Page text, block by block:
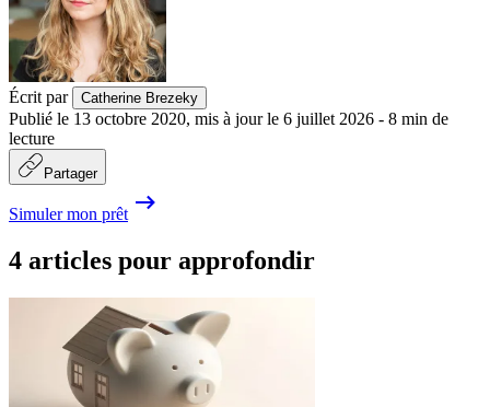
Écrit par Catherine Brezeky
Publié le 13 octobre 2020, mis à jour le 6 juillet 2026 - 8 min de
lecture
Partager
Simuler mon prêt
4 articles pour approfondir